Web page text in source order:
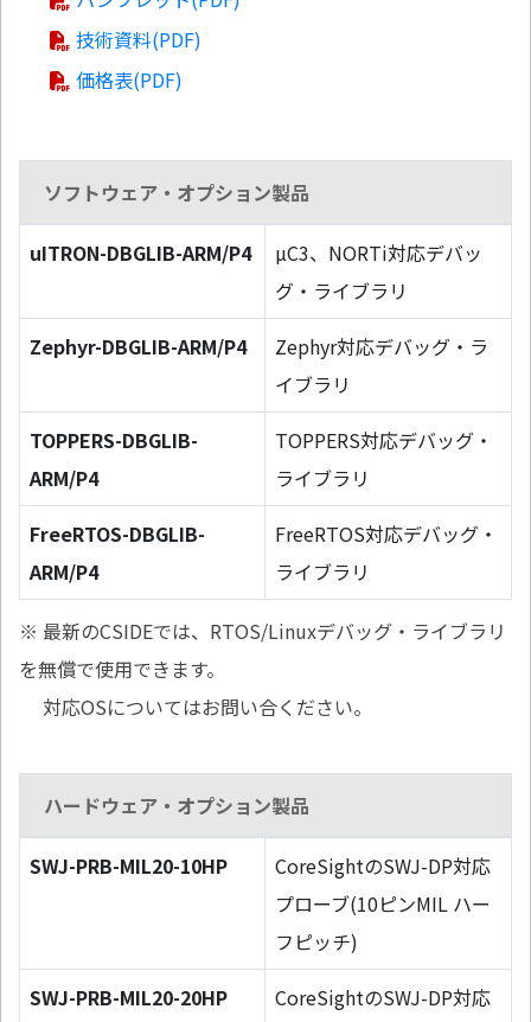
技術資料(PDF)
価格表(PDF)
ソフトウェア・オプション製品
uITRON-DBGLIB-ARM/P4
µC3、NORTi対応デバッ
グ・ライブラリ
Zephyr-DBGLIB-ARM/P4
Zephyr対応デバッグ・ラ
イブラリ
TOPPERS-DBGLIB-
ARM/P4
TOPPERS対応デバッグ・
ライブラリ
FreeRTOS-DBGLIB-
ARM/P4
FreeRTOS対応デバッグ・
ライブラリ
※ 最新のCSIDEでは、RTOS/Linuxデバッグ・ライブラリ
を無償で使用できます。
対応OSについてはお問い合ください。
ハードウェア・オプション製品
SWJ-PRB-MIL20-10HP
CoreSightのSWJ-DP対応
プローブ(10ピンMIL ハー
フピッチ)
SWJ-PRB-MIL20-20HP
CoreSightのSWJ-DP対応